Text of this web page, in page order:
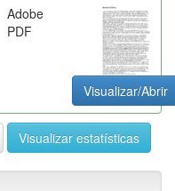
Adobe
PDF
Visualizar/Abrir
Visualizar estatísticas